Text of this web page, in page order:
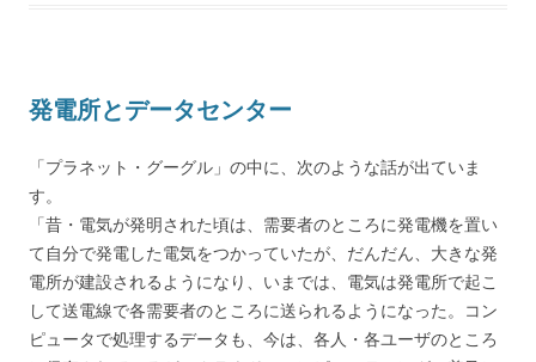
発電所とデータセンター
「プラネット・グーグル」の中に、次のような話が出ていま
す。
「昔・電気が発明された頃は、需要者のところに発電機を置い
て自分で発電した電気をつかっていたが、だんだん、大きな発
電所が建設されるようになり、いまでは、電気は発電所で起こ
して送電線で各需要者のところに送られるようになった。コン
ピュータで処理するデータも、今は、各人・各ユーザのところ